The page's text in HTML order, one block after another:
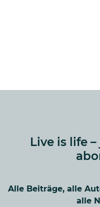
Live is life
Alle Beiträge, alle
alle